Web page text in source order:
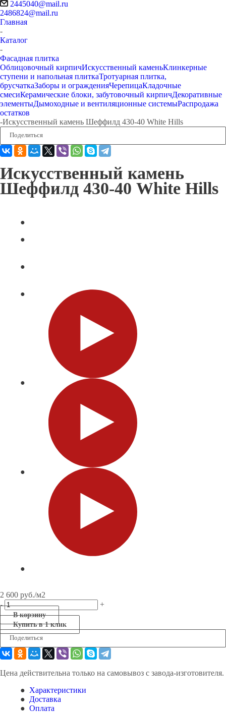
2445040@mail.ru
2486824@mail.ru
Главная
-
Каталог
-
Фасадная плитка
Облицовочный кирпичИскусственный каменьКлинкерные
ступени и напольная плиткаТротуарная плитка,
брусчаткаЗаборы и огражденияЧерепицаКладочные
смесиКерамические блоки, забутовочный кирпичДекоративные
элементыДымоходные и вентиляционные системыРаспродажа
остатков
-Искусственный камень Шеффилд 430-40 White Hills
Поделиться
Искусственный камень
Шеффилд 430-40 White Hills
2 600 руб./м2
-
+
В корзину
Купить в 1 клик
Поделиться
Цена действительна только на самовывоз с завода-изготовителя.
Характеристики
Доставка
Оплата